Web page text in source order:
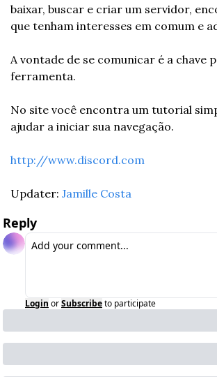
baixar, buscar e criar um servidor,
que tenham interesses em comum e
A vontade de se comunicar é a chave
ferramenta.
No site você encontra um tutorial
ajudar a iniciar sua navegação.
http://www.discord.com
Updater: Jamille Costa
Reply
Login orSubscribeto participate